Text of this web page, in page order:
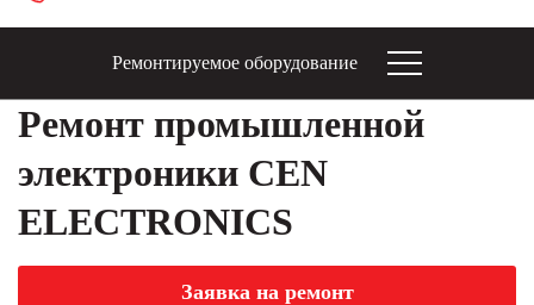
Ремонтируемое оборудование
Ремонт промышленной
электроники CEN
ELECTRONICS
Заявка на ремонт